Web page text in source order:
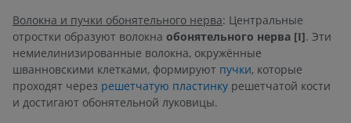
Волокна и пучки обонятельного нерва: Центральные
отростки образуют волокна обонятельного нерва [I]. Эти
немиелинизированные волокна, окружённые
шванновскими клетками, формируют пучки, которые
проходят через решетчатую пластинку решетчатой кости
и достигают обонятельной луковицы.